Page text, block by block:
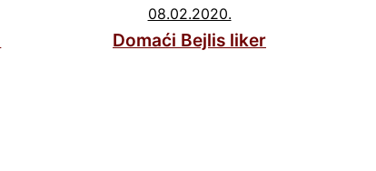
08.02.2020.
Domaći Bejlis liker